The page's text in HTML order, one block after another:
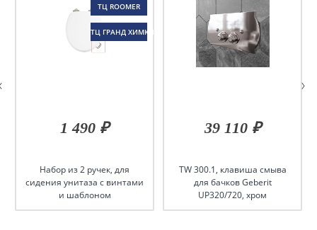
ТЦ ROOMER
ТЦ ГРАНД ХИМКИ
1 490 ₽
Набор из 2 ручек, для
сидения унитаза с винтами
и шаблоном
39 110 ₽
TW 300.1, клавиша смыва
для бачков Geberit
UP320/720, хром